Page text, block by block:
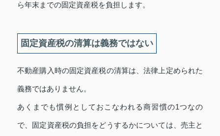
ら年末までの固定資産税を負担します。
固定資産税の清算は義務ではない
不動産購入時の固定資産税の清算は、法律上定められた
義務ではありません。
あくまでも慣例としておこなわれる商習慣の1つなの
で、固定資産税の負担をどうするかについては、売主と